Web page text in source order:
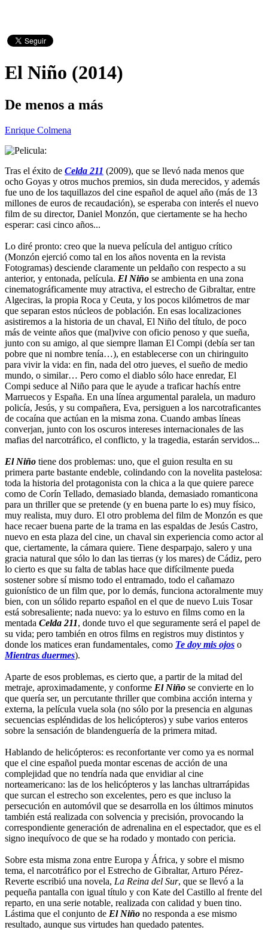
El Niño (2014)
De menos a más
Enrique Colmena
Tras el éxito de Celda 211 (2009), que se llevó nada menos que
ocho Goyas y otros muchos premios, sin duda merecidos, y además
fue uno de los taquillazos del cine español de aquel año (más de 13
millones de euros de recaudación), se esperaba con interés el nuevo
film de su director, Daniel Monzón, que ciertamente se ha hecho
esperar: casi cinco años...
Lo diré pronto: creo que la nueva película del antiguo crítico
(Monzón ejerció como tal en los años noventa en la revista
Fotogramas) desciende claramente un peldaño con respecto a su
anterior, y entonada, película. El Niño se ambienta en una zona
cinematográficamente muy atractiva, el estrecho de Gibraltar, entre
Algeciras, la propia Roca y Ceuta, y los pocos kilómetros de mar
que separan estos núcleos de población. En esas localizaciones
asistiremos a la historia de un chaval, El Niño del título, de poco
más de veinte años que (mal)vive con oficio penoso y que sueña,
junto con su amigo, al que siempre llaman El Compi (debía ser tan
pobre que ni nombre tenía…), en establecerse con un chiringuito
para vivir la vida: en fin, nada del otro jueves, el sueño de medio
mundo, o similar… Pero como el diablo sólo hace enredar, El
Compi seduce al Niño para que le ayude a traficar hachís entre
Marruecos y España. En una línea argumental paralela, un maduro
policía, Jesús, y su compañera, Eva, persiguen a los narcotraficantes
de cocaína que actúan en la misma zona. Cuando ambas líneas
converjan, junto con los oscuros intereses internacionales de las
mafias del narcotráfico, el conflicto, y la tragedia, estarán servidos...
El Niño tiene dos problemas: uno, que el guion resulta en su
primera parte bastante endeble, colindando con la novelita pastelosa:
toda la historia del protagonista con la chica a la que quiere parece
como de Corín Tellado, demasiado blanda, demasiado romanticona
para un thriller que se pretende (y en buena parte lo es) muy físico,
muy realista, muy duro. El otro problema del film de Monzón es que
hace recaer buena parte de la trama en las espaldas de Jesús Castro,
nuevo en esta plaza del cine, un chaval sin experiencia como actor al
que, ciertamente, la cámara quiere. Tiene desparpajo, salero y una
gracia natural que sólo lo dan las tierras (y los mares) de Cádiz, pero
lo cierto es que su falta de tablas hace que difícilmente pueda
sostener sobre sí mismo todo el entramado, todo el cañamazo
guionístico de un film que, por lo demás, funciona actoralmente muy
bien, con un sólido reparto español en el que de nuevo Luis Tosar
está sobresaliente; nada nuevo: ya lo estuvo en films como en la
mentada Celda 211, donde tuvo el que seguramente será el papel de
su vida; pero también en otros films en registros muy distintos y
donde los matices eran fundamentales, como Te doy mis ojos o
Mientras duermes).
Aparte de esos problemas, es cierto que, a partir de la mitad del
metraje, aproximadamente, y conforme El Niño se convierte en lo
que quería ser, un percutante thriller que combina acción interna y
externa, la película vuela sola (no sólo por la presencia en algunas
secuencias espléndidas de los helicópteros) y sube varios enteros
sobre la sensación de blandenguería de la primera mitad.
Hablando de helicópteros: es reconfortante ver como ya es normal
que el cine español pueda montar escenas de acción de una
complejidad que no tendría nada que envidiar al cine
norteamericano: las de los helicópteros y las lanchas ultrarrápidas
que surcan el estrecho son excelentes, pero es que incluso la
persecución en automóvil que se desarrolla en los últimos minutos
también está realizada con solvencia y precisión, provocando la
correspondiente generación de adrenalina en el espectador, que es el
signo inequívoco de que se ha rodado y montado con pericia.
Sobre esta misma zona entre Europa y África, y sobre el mismo
tema, el narcotráfico por el Estrecho de Gibraltar, Arturo Pérez-
Reverte escribió una novela, La Reina del Sur, que se llevó a la
pequeña pantalla con igual título y con Kate del Castillo al frente del
reparto, en una serie notable, realizada con calidad y buen tino.
Lástima que el conjunto de El Niño no responda a ese mismo
resultado, aunque sus virtudes han quedado patentes.